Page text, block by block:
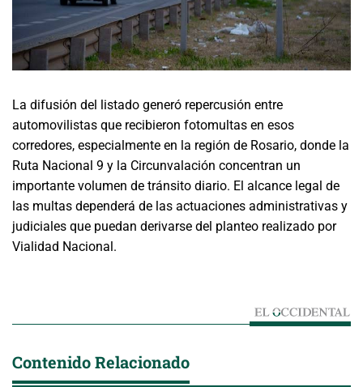
La difusión del listado generó repercusión entre
automovilistas que recibieron fotomultas en esos
corredores, especialmente en la región de Rosario, donde la
Ruta Nacional 9 y la Circunvalación concentran un
importante volumen de tránsito diario. El alcance legal de
las multas dependerá de las actuaciones administrativas y
judiciales que puedan derivarse del planteo realizado por
Vialidad Nacional.
Contenido Relacionado